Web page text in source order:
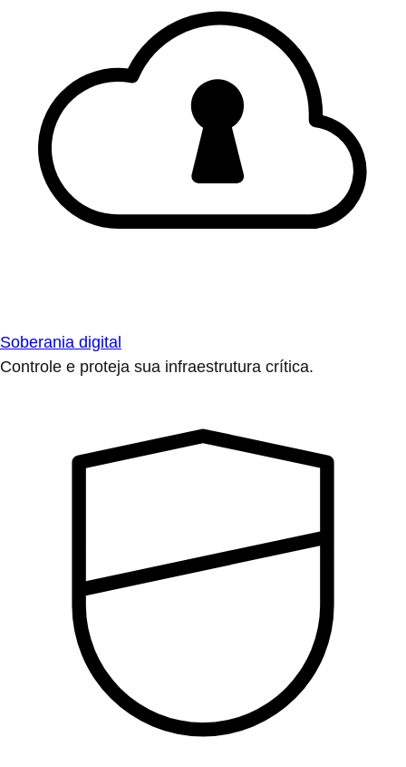
Soberania digital
Controle e proteja sua infraestrutura crítica.